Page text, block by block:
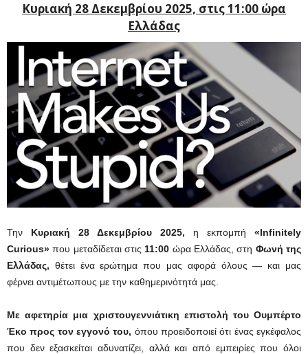
Κυριακή 28 Δεκεμβρίου 2025, στις 11:00 ώρα
Ελλάδας
Την Κυριακή 28 Δεκεμβρίου 2025, η εκπομπή «Infinitely
Curious» που μεταδίδεται στις 11:00 ώρα Ελλάδας, στη Φωνή της
Ελλάδας, θέτει ένα ερώτημα που μας αφορά όλους — και μας
φέρνει αντιμέτωπους με την καθημερινότητά μας.
Με αφετηρία μια χριστουγεννιάτικη επιστολή του Ουμπέρτο
Έκο προς τον εγγονό του, όπου προειδοποιεί ότι ένας εγκέφαλος
που δεν εξασκείται αδυνατίζει, αλλά και από εμπειρίες που όλοι